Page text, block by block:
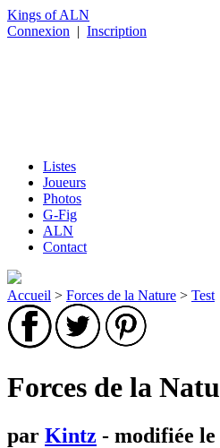
Kings of ALN
Connexion | Inscription
Listes
Joueurs
Photos
G-Fig
ALN
Contact
Accueil > Forces de la Nature > Test
Forces de la
par Kintz - modifiée le